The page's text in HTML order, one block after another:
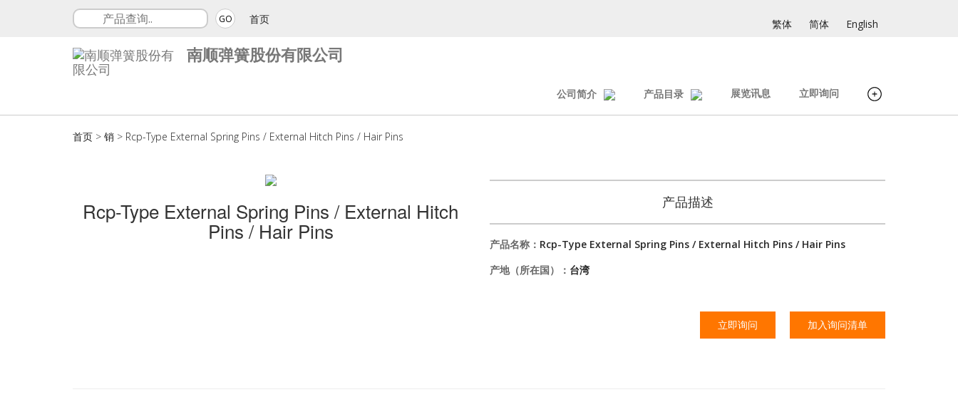
GO 首页 繁体 简体 English
南顺弹簧股份有限公司
公司简介 产品目录 展览讯息 立即询问
首页 > 销 > Rcp-Type External Spring Pins / External Hitch Pins / Hair Pins
Rcp-Type External Spring Pins / External Hitch
Pins / Hair Pins
产品描述
产品名称： Rcp-Type External Spring Pins / External Hitch Pins / Hair Pins
产地（所在国）： 台湾
立即询问 加入询问清单